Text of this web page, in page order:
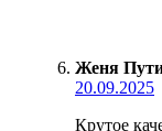
Женя
20.09.2025
Крутое